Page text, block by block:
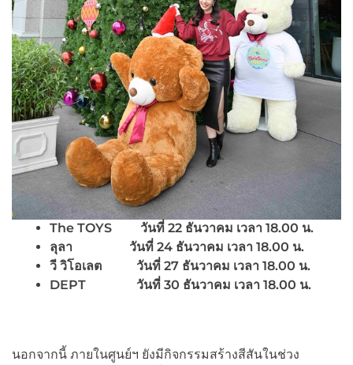
The TOYS วันที่ 22 ธันวาคม เวลา 18.00 น.
ลุลา
วันที่ 24 ธันวาคม เวลา 18.00 น.
วี วิโอเลต
วันที่ 27 ธันวาคม เวลา 18.00 น.
DEPT วันที่ 30 ธันวาคม เวลา 18.00 น.
นอกจากนี้ ภายในศูนย์ฯ ยังมีกิจกรรมสร้างสีสันในช่วง